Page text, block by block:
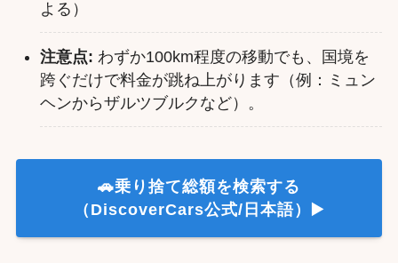
よる）
注意点: わずか100km程度の移動でも、国境を
跨ぐだけで料金が跳ね上がります（例：ミュン
ヘンからザルツブルクなど）。
🚗乗り捨て総額を検索する
（DiscoverCars公式/日本語）▶️